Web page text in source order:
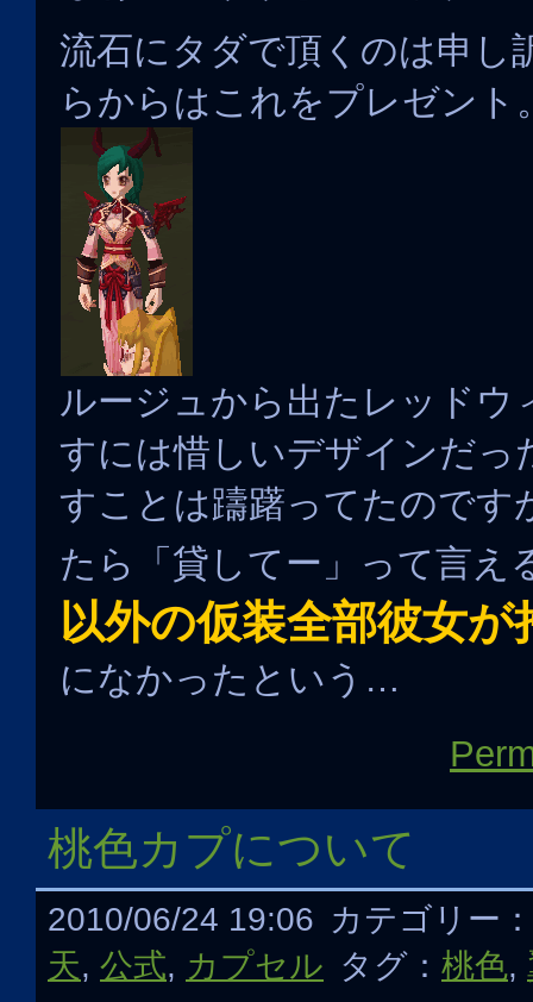
流石にタダで頂くのは申し
らからはこれをプレゼント
ルージュから出たレッドウ
すには惜しいデザインだっ
すことは躊躇ってたのです
たら「貸してー」って言え
以外の仮装全部彼女が
になかったという…
桃色カプについて
2010/06/24 19:06 カテゴリー：
天, 公式, カプセル タグ： 桃色,